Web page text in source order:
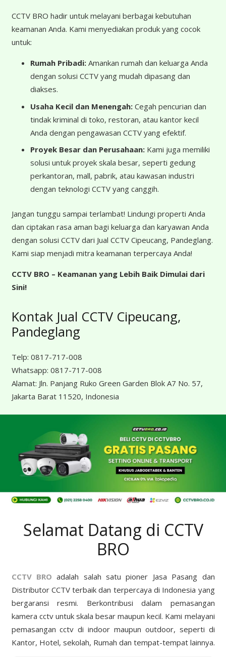
CCTV BRO hadir untuk melayani berbagai kebutuhan
keamanan Anda. Kami menyediakan produk yang cocok
untuk:
Rumah Pribadi: Amankan rumah dan keluarga Anda
dengan solusi CCTV yang mudah dipasang dan
diakses.
Usaha Kecil dan Menengah: Cegah pencurian dan
tindak kriminal di toko, restoran, atau kantor kecil
Anda dengan pengawasan CCTV yang efektif.
Proyek Besar dan Perusahaan: Kami juga memiliki
solusi untuk proyek skala besar, seperti gedung
perkantoran, mall, pabrik, atau kawasan industri
dengan teknologi CCTV yang canggih.
Jangan tunggu sampai terlambat! Lindungi properti Anda
dan ciptakan rasa aman bagi keluarga dan karyawan Anda
dengan solusi CCTV dari Jual CCTV Cipeucang, Pandeglang.
Kami siap menjadi mitra keamanan terpercaya Anda!
CCTV BRO – Keamanan yang Lebih Baik Dimulai dari
Sini!
Kontak Jual CCTV Cipeucang,
Pandeglang
Telp: 0817-717-008
Whatsapp: 0817-717-008
Alamat: Jln. Panjang Ruko Green Garden Blok A7 No. 57,
Jakarta Barat 11520, Indonesia
Selamat Datang di CCTV
BRO
CCTV BRO adalah salah satu pioner Jasa Pasang dan
Distributor CCTV terbaik dan terpercaya di Indonesia yang
bergaransi resmi. Berkontribusi dalam pemasangan
kamera cctv untuk skala besar maupun kecil. Kami melayani
pemasangan cctv di indoor maupun outdoor, seperti di
Kantor, Hotel, sekolah, Rumah dan tempat-tempat lainnya.